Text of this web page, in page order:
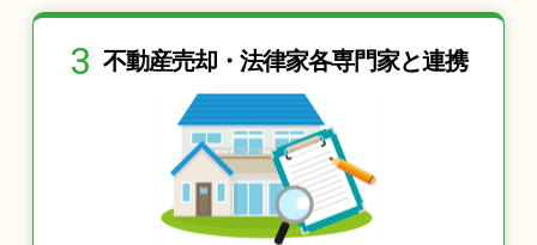
3 不動産売却・法律家各専門家と連携